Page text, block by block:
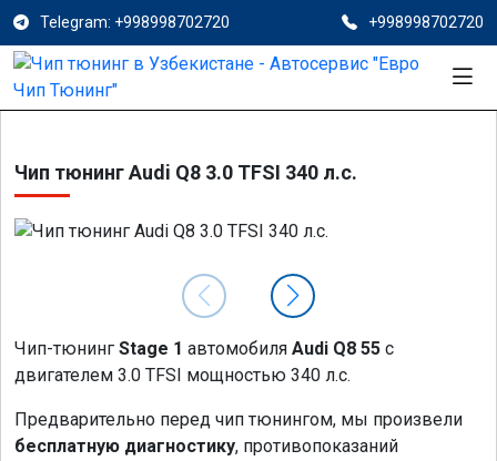
Telegram: +998998702720 +998998702720
Чип тюнинг Audi Q8 3.0 TFSI 340 л.с.
Чип-тюнинг Stage 1 автомобиля Audi Q8 55 с
двигателем 3.0 TFSI мощностью 340 л.с.
Предварительно перед чип тюнингом, мы произвели
бесплатную диагностику, противопоказаний